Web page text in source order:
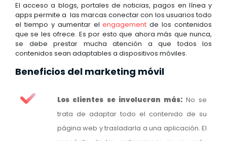
El acceso a blogs, portales de noticias, pagos en línea y
apps permite a las marcas conectar con los usuarios todo
el tiempo y aumentar elengagementde los contenidos
que se les ofrece. Es por esto que ahora más que nunca,
se debe prestar mucha atención a que todos los
contenidos sean adaptables a dispositivos móviles.
Beneficios del marketing móvil
Los clientes se involucran más: No se
trata de adaptar todo el contenido de su
página web y trasladarla a una aplicación. El